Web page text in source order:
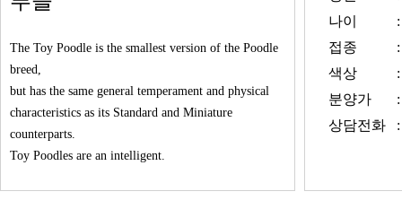
The Toy Poodle is the smallest version of the Poodle
breed,
but has the same general temperament and physical
characteristics as its Standard and Miniature
counterparts.
Toy Poodles are an intelligent.
나이
:
접종
:
색상
:
분양가
:
상담전화
: